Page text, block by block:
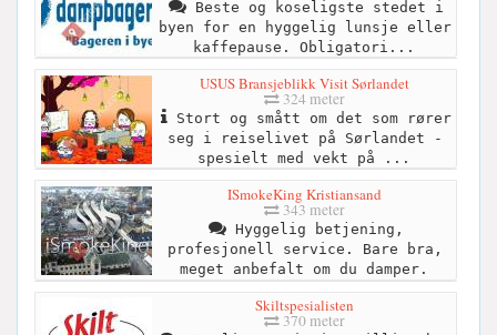
Beste og koseligste stedet i
byen for en hyggelig lunsje eller
kaffepause. Obligatori...
USUS Bransjeblikk Visit Sørlandet
324 meter
Stort og smått om det som rører
seg i reiselivet på Sørlandet -
spesielt med vekt på ...
ISmokeKing Kristiansand
343 meter
Hyggelig betjening,
profesjonell service. Bare bra,
meget anbefalt om du damper.
Skiltspesialisten
370 meter